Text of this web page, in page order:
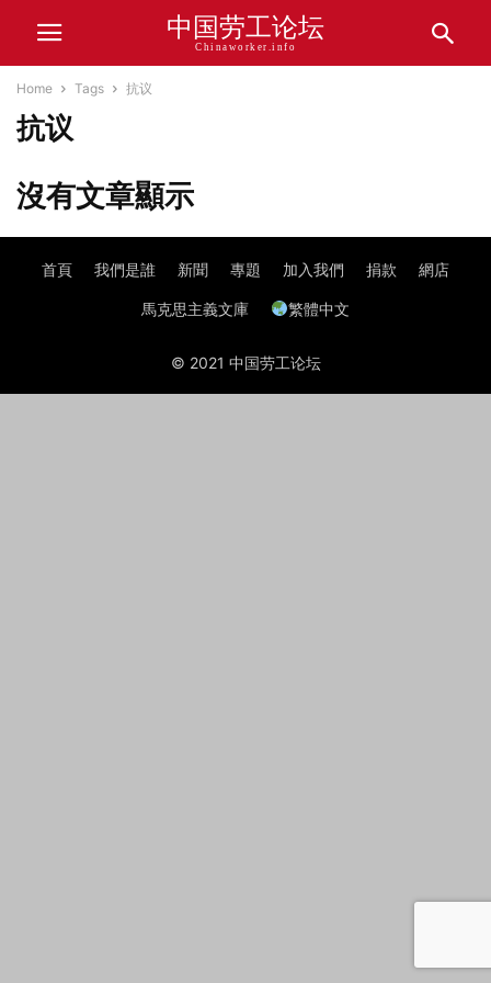
中国劳工论坛
Chinaworker.info
Home Tags 抗议
抗议
沒有文章顯示
首頁 我們是誰 新聞 專題 加入我們 捐款 網店
馬克思主義文庫 繁體中文
© 2021 中国劳工论坛